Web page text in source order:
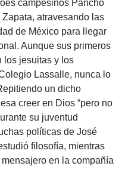
campesinos Pancho
atravesando las
de México para llegar
Aunque sus primeros
los jesuitas y los
Lassalle, nunca lo
un dicho
creer en Dios “pero no
su juventud
políticas de José
filosofía, mientras
en la compañía